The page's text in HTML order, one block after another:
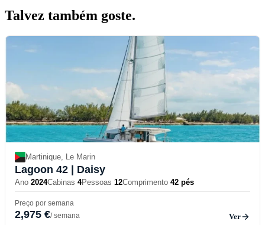
Talvez também goste.
Martinique, Le Marin
Lagoon 42 | Daisy
Ano 2024Cabinas 4Pessoas 12Comprimento 42 pés
Preço por semana
2,975 €/ semana Ver